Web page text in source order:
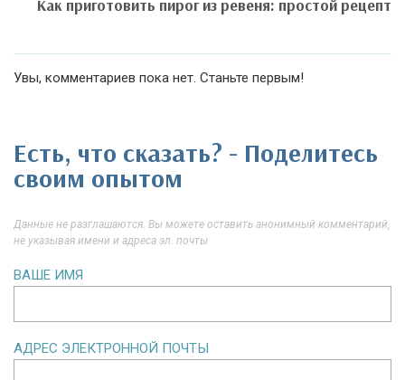
Как приготовить пирог из ревеня: простой рецепт
Увы, комментариев пока нет. Станьте первым!
Есть, что сказать? - Поделитесь
своим опытом
Данные не разглашаются. Вы можете оставить анонимный комментарий,
не указывая имени и адреса эл. почты
ВАШЕ ИМЯ
АДРЕС ЭЛЕКТРОННОЙ ПОЧТЫ